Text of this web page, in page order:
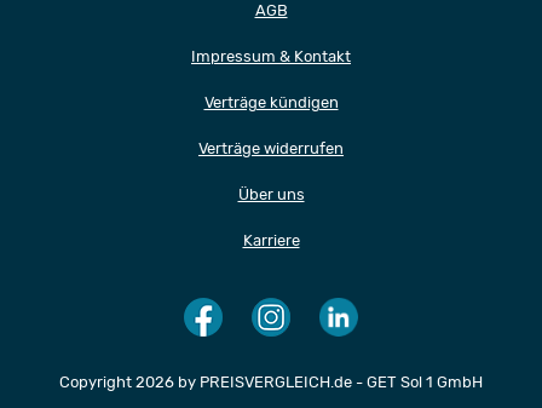
AGB
Impressum & Kontakt
Verträge kündigen
Verträge widerrufen
Über uns
Karriere
Copyright 2026 by PREISVERGLEICH.de - GET Sol 1 GmbH